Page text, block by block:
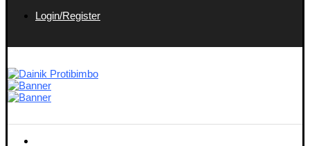
Login/Register